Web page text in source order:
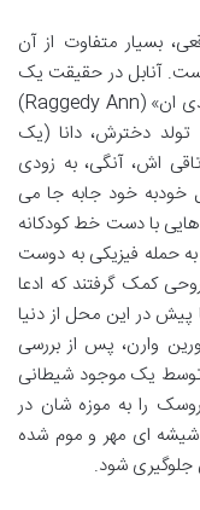
بسیار متفاوت از آن
آنابل در حقیقت یک
عروسک پارچه ای بزرگ و نرم از شخصیت «رگدی ان» (Raggedy Ann)
برای تولد دخترش، دانا (یک
اش، آنگی، به زودی
خودبه خود جابه جا می
با دست خط کودکانه
حمله فیزیکی به دوست
کمک گرفتند که ادعا
پیش در این محل از دنیا
وارن، پس از بررسی
توسط یک موجود شیطانی
را به موزه شان در
شیشه ای مهر و موم شده
جلوگیری شود.